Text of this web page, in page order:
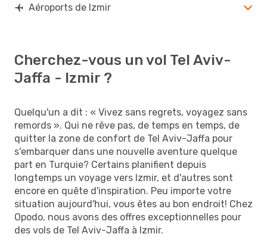
Aéroports de Izmir
Cherchez-vous un vol Tel Aviv-
Jaffa - Izmir ?
Quelqu'un a dit : « Vivez sans regrets, voyagez sans
remords ». Qui ne rêve pas, de temps en temps, de
quitter la zone de confort de Tel Aviv-Jaffa pour
s'embarquer dans une nouvelle aventure quelque
part en Turquie? Certains planifient depuis
longtemps un voyage vers Izmir, et d'autres sont
encore en quête d'inspiration. Peu importe votre
situation aujourd'hui, vous êtes au bon endroit! Chez
Opodo, nous avons des offres exceptionnelles pour
des vols de Tel Aviv-Jaffa à Izmir.